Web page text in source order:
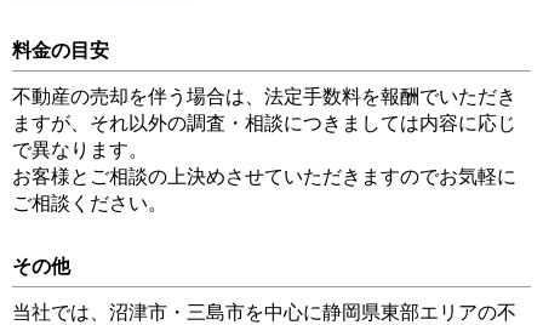
料金の目安
不動産の売却を伴う場合は、法定手数料を報酬でいただき
ますが、それ以外の調査・相談につきましては内容に応じ
で異なります。
お客様とご相談の上決めさせていただきますのでお気軽に
ご相談ください。
その他
当社では、沼津市・三島市を中心に静岡県東部エリアの不